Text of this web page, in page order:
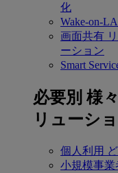
化
Wake-on-
画面共有
ーション
Smart
必要別 様
リューシ
個人利用
小規模事業